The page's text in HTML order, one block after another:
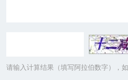
请输入计算结果（填写阿拉伯数字），